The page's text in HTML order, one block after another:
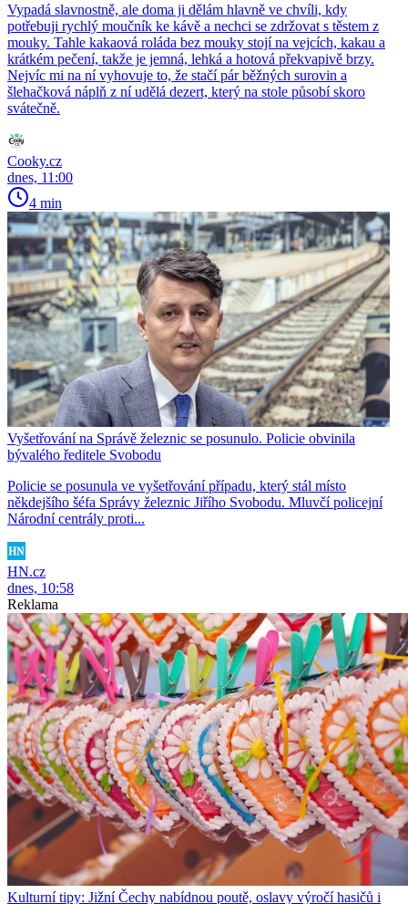
Vypadá slavnostně, ale doma ji dělám hlavně ve chvíli, kdy
potřebuji rychlý moučník ke kávě a nechci se zdržovat s těstem z
mouky. Tahle kakaová roláda bez mouky stojí na vejcích, kakau a
krátkém pečení, takže je jemná, lehká a hotová překvapivě brzy.
Nejvíc mi na ní vyhovuje to, že stačí pár běžných surovin a
šlehačková náplň z ní udělá dezert, který na stole působí skoro
svátečně.
Cooky.cz
dnes, 11:00
4 min
Vyšetřování na Správě železnic se posunulo. Policie obvinila
bývalého ředitele Svobodu
Policie se posunula ve vyšetřování případu, který stál místo
někdejšího šéfa Správy železnic Jiřího Svobodu. Mluvčí policejní
Národní centrály proti...
HN.cz
dnes, 10:58
Reklama
Kulturní tipy: Jižní Čechy nabídnou poutě, oslavy výročí hasičů i